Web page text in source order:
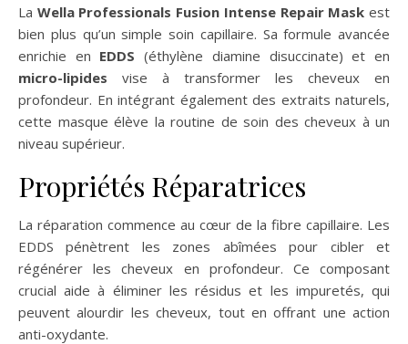
La Wella Professionals Fusion Intense Repair Mask est
bien plus qu’un simple soin capillaire. Sa formule avancée
enrichie en EDDS (éthylène diamine disuccinate) et en
micro-lipides vise à transformer les cheveux en
profondeur. En intégrant également des extraits naturels,
cette masque élève la routine de soin des cheveux à un
niveau supérieur.
Propriétés Réparatrices
La réparation commence au cœur de la fibre capillaire. Les
EDDS pénètrent les zones abîmées pour cibler et
régénérer les cheveux en profondeur. Ce composant
crucial aide à éliminer les résidus et les impuretés, qui
peuvent alourdir les cheveux, tout en offrant une action
anti-oxydante.